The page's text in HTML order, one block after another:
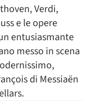
Verdi,
e le opere
entusiasmante
messo in scena
di Messiaën